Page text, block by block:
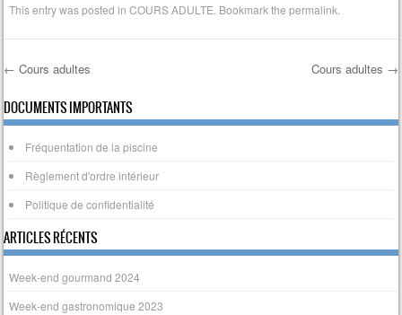
This entry was posted inCOURS ADULTE . Bookmark thepermalink
Post navigation
← Cours adultes Cours adultes →
DOCUMENTS IMPORTANTS
Fréquentation de la piscine
Règlement d'ordre intérieur
Politique de confidentialité
ARTICLES RÉCENTS
Week-end gourmand 2024
Week-end gastronomique 2023